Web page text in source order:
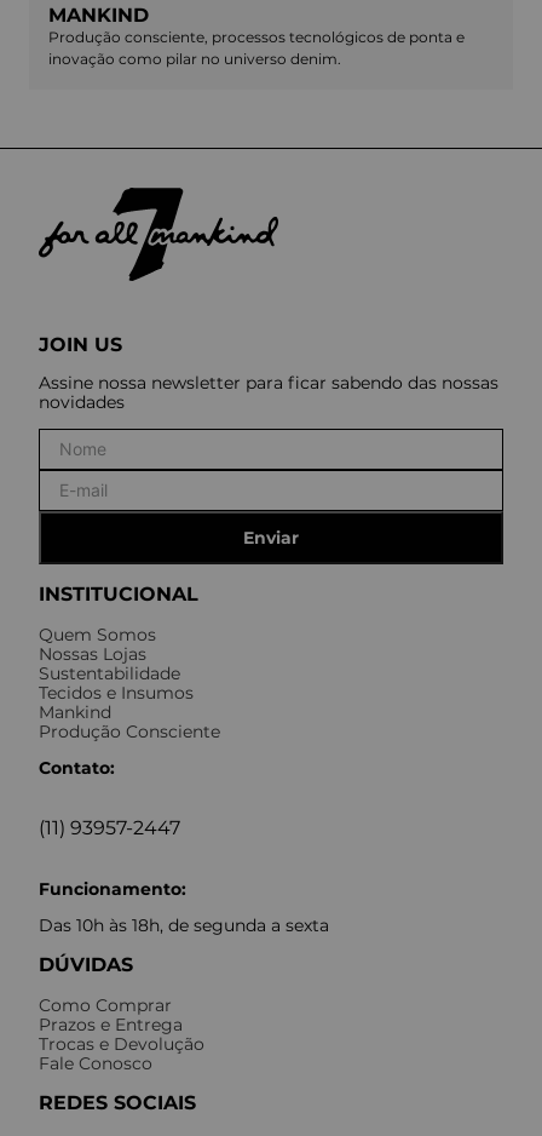
MANKIND
Produção consciente, processos tecnológicos de ponta e
inovação como pilar no universo denim.
INSTITUCIONAL
Quem Somos
Nossas Lojas
Sustentabilidade
Tecidos e Insumos
Mankind
Produção Consciente
Contato:
(11) 93957-2447
Funcionamento:
Das 10h às 18h, de segunda a sexta
DÚVIDAS
Como Comprar
Prazos e Entrega
Trocas e Devolução
Fale Conosco
REDES SOCIAIS
JOIN US
Assine nossa newsletter para ficar sabendo das nossas
novidades
Enviar